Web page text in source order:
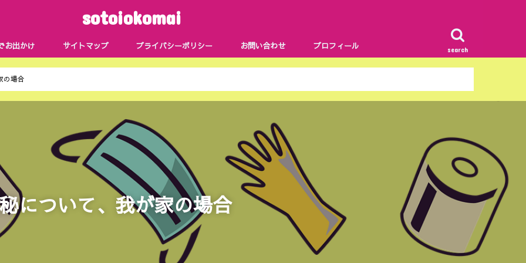
sotoiokomai
search
お出かけ サイトマップ プライバシーポリシー お問い合わせ プロフィール
の場合
について、我が家の場合